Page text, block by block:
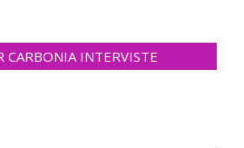
CARBONIA INTERVISTE